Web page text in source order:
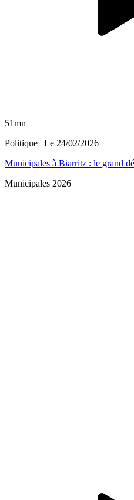
51mn
Politique | Le 24/02/2026
Municipales à Biarritz : le grand
Municipales 2026